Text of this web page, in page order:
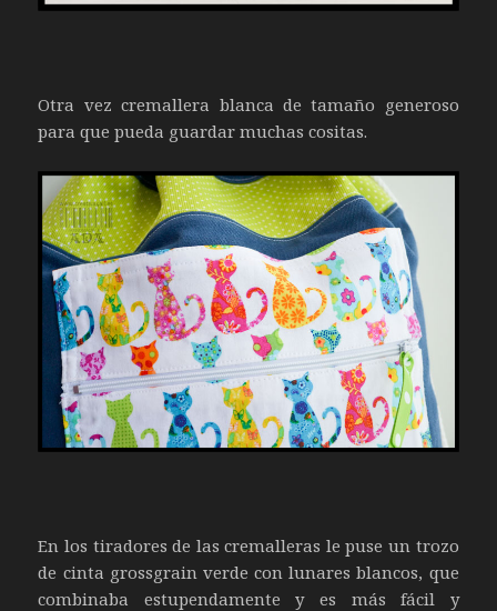
Otra vez cremallera blanca de tamaño generoso
para que pueda guardar muchas cositas.
En los tiradores de las cremalleras le puse un trozo
de cinta grossgrain verde con lunares blancos, que
combinaba estupendamente y es más fácil y